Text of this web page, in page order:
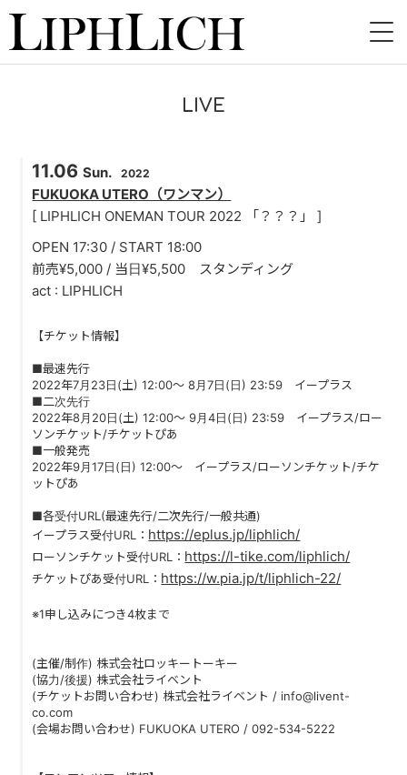
LIVE
INSTORE
BAND
VIDEO
DISCOGRAPHY
BLOG
PAST LIVE
GOODS
MESSAGE
LIVE
11.06 Sun. 2022
FUKUOKA UTERO（ワンマン）
[ LIPHLICH ONEMAN TOUR 2022 「？？？」 ]
OPEN 17:30 / START 18:00
前売¥5,000 / 当日¥5,500 スタンディング
act : LIPHLICH
【チケット情報】
■最速先行
2022年7月23日(土) 12:00～ 8月7日(日) 23:59 イープラス
■二次先行
2022年8月20日(土) 12:00～ 9月4日(日) 23:59 イープラス/ロー
ソンチケット/チケットぴあ
■一般発売
2022年9月17日(日) 12:00～ イープラス/ローソンチケット/チケ
ットぴあ
■各受付URL(最速先行/二次先行/一般共通)
イープラス受付URL： https://eplus.jp/liphlich/
ローソンチケット受付URL： https://l-tike.com/liphlich/
チケットぴあ受付URL： https://w.pia.jp/t/liphlich-22/
※1申し込みにつき4枚まで
(主催/制作) 株式会社ロッキートーキー
(協力/後援) 株式会社ライベント
(チケットお問い合わせ) 株式会社ライベント / info@livent-
co.com
(会場お問い合わせ) FUKUOKA UTERO / 092-534-5222